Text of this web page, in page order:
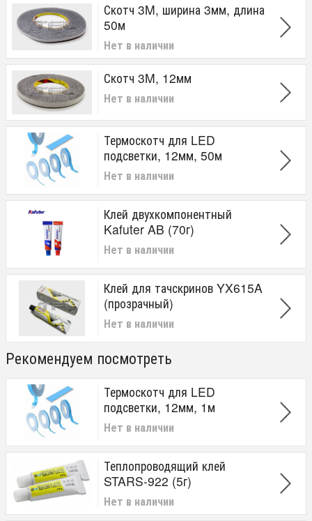
Скотч 3M, ширина 3мм, длина
50м
Нет в наличии
Скотч 3M, 12мм
Нет в наличии
Термоскотч для LED
подсветки, 12мм, 50м
Нет в наличии
Клей двухкомпонентный
Kafuter AB (70г)
Нет в наличии
Клей для тачскринов YX615A
(прозрачный)
Нет в наличии
Рекомендуем посмотреть
Термоскотч для LED
подсветки, 12мм, 1м
Нет в наличии
Теплопроводящий клей
STARS-922 (5г)
Нет в наличии